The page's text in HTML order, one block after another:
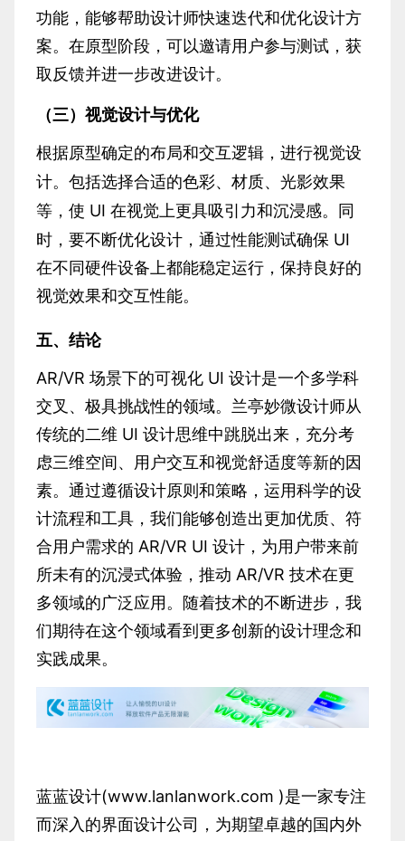
功能，能够帮助设计师快速迭代和优化设计方
案。在原型阶段，可以邀请用户参与测试，获
取反馈并进一步改进设计。
（三）视觉设计与优化
根据原型确定的布局和交互逻辑，进行视觉设
计。包括选择合适的色彩、材质、光影效果
等，使 UI 在视觉上更具吸引力和沉浸感。同
时，要不断优化设计，通过性能测试确保 UI
在不同硬件设备上都能稳定运行，保持良好的
视觉效果和交互性能。
五、结论
AR/VR 场景下的可视化 UI 设计是一个多学科
交叉、极具挑战性的领域。兰亭妙微设计师从
传统的二维 UI 设计思维中跳脱出来，充分考
虑三维空间、用户交互和视觉舒适度等新的因
素。通过遵循设计原则和策略，运用科学的设
计流程和工具，我们能够创造出更加优质、符
合用户需求的 AR/VR UI 设计，为用户带来前
所未有的沉浸式体验，推动 AR/VR 技术在更
多领域的广泛应用。随着技术的不断进步，我
们期待在这个领域看到更多创新的设计理念和
实践成果。
蓝蓝设计(www.lanlanwork.com )是一家专注
而深入的界面设计公司，为期望卓越的国内外